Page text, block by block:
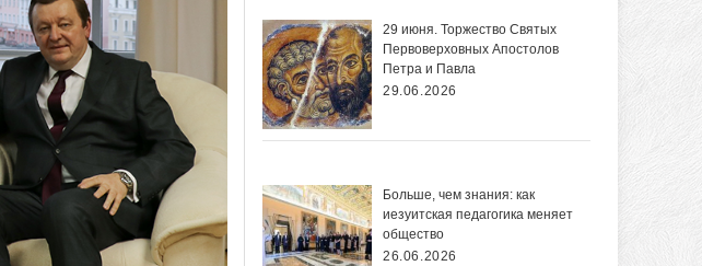
29 июня. Торжество Святых
Первоверховных Апостолов
Петра и Павла
29.06.2026
Больше, чем знания: как
иезуитская педагогика меняет
общество
26.06.2026